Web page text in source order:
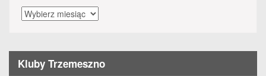
Archiwalne
wydarzenia
Kluby Trzemeszno